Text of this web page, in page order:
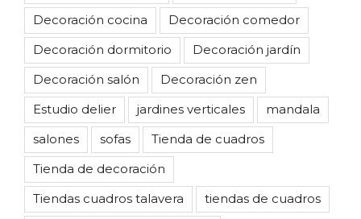
Decoración cocina
Decoración comedor
Decoración dormitorio
Decoración jardín
Decoración salón
Decoración zen
Estudio delier
jardines verticales
mandala
salones
sofas
Tienda de cuadros
Tienda de decoración
Tiendas cuadros talavera
tiendas de cuadros